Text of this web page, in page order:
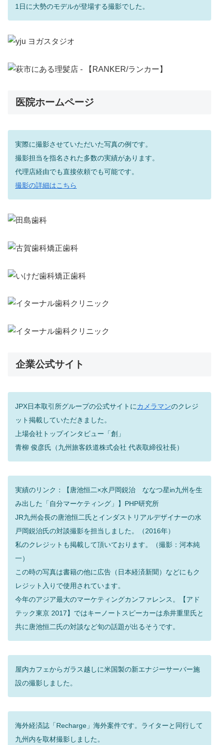
1日に大勢のモデルが登場する撮影でした。
医院ホームページ
実際に撮影させていただいた写真の例です。
撮影担当を指名された多数の実績があります。
代理店経由でも直接依頼でも可能です。
撮影の詳細はこちら
企業公式サイト
JPX日本取引所グループの公式サイトにカメラマンのクレジ
ット掲載していただきました。
上場会社トップインタビュー「創」
青柳 俊彦氏（九州旅客鉄道株式会社 代表取締役社長）
実績のリンク：【唐池恒二×水戸岡鋭治 ななつ星in九州を生
み出した「自分マーケティング」】PHP研究所
JR九州会長の唐池恒二氏とインダストリアルデザイナーの水
戸岡鋭治氏の対談撮影を担当しました。（2016年）
私のクレジットも掲載して頂いております。（撮影：河本純
一）
この時の写真は書籍の他に広告（日本経済新聞）などにもク
レジット入りで使用されています。
今年のアジア最大のマーケティングカンファレンス。【アド
テック東京 2017】ではキーノートスピーカーは糸井重里氏と
共に唐池恒二氏の対談など旬の話題が出るそうです。
屋内カフェからガラス越しに米国製の新エナジーサーバー施
設の撮影しました。
海外経済誌「Recharge」海外案件です。ライターと同行して
九州内を取材撮影しました。